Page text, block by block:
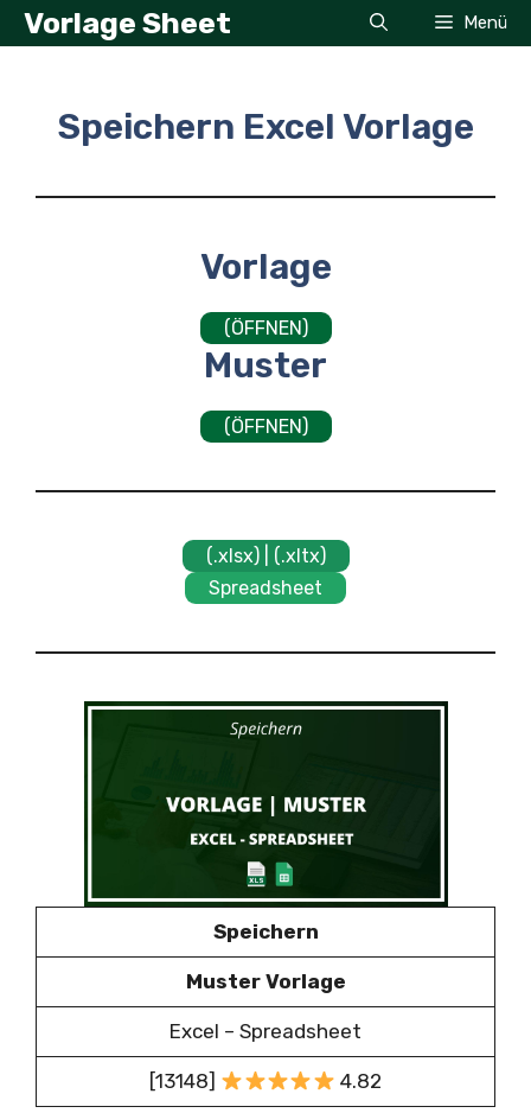
Zum
Inhalt
Vorlage Sheet Menü
Speichern Excel Vorlage
Vorlage
(ÖFFNEN)
Muster
(ÖFFNEN)
(.xlsx) | (.xltx)
Spreadsheet
Speichern
Muster Vorlage
Excel – Spreadsheet
[13148] 4.82